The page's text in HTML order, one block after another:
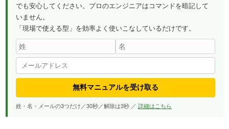
でも安心してください。プロのエンジニアはコマンドを暗記して
いません。
「現場で使える型」を効率よく使いこなしているだけです。
無料マニュアルを受け取る
姓・名・メールの3つだけ／30秒／解除は3秒 ／詳細はこちら